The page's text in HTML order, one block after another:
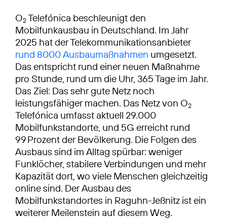
O2Telefónica beschleunigt den
Mobilfunkausbau in Deutschland. Im Jahr
2025 hat der Telekommunikationsanbieter
rund 8000 Ausbaumaßnahmen umgesetzt.
Das entspricht rund einer neuen Maßnahme
pro Stunde, rund um die Uhr, 365 Tage im Jahr.
Das Ziel: Das sehr gute Netz noch
leistungsfähiger machen. Das Netz von O2
Telefónica umfasst aktuell 29.000
Mobilfunkstandorte, und 5G erreicht rund
99 Prozent der Bevölkerung. Die Folgen des
Ausbaus sind im Alltag spürbar: weniger
Funklöcher, stabilere Verbindungen und mehr
Kapazität dort, wo viele Menschen gleichzeitig
online sind. Der Ausbau des
Mobilfunkstandortes in Raguhn-Jeßnitz ist ein
weiterer Meilenstein auf diesem Weg.